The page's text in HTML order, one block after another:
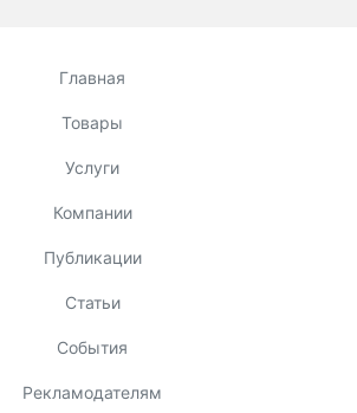
Главная
Товары
Услуги
Компании
Публикации
Статьи
События
Рекламодателям